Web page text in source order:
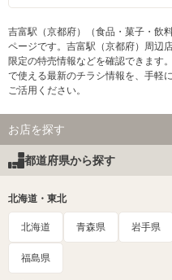
吉富駅（京都府）（食品・菓子・飲
ページです。吉富駅（京都府）周辺
限定の特売情報などを確認できます
で使える最新のチラシ情報を、手軽
ご活用ください。
お店を探す
都道府県から探す
北海道・東北
北海道 青森県 岩手県
福島県